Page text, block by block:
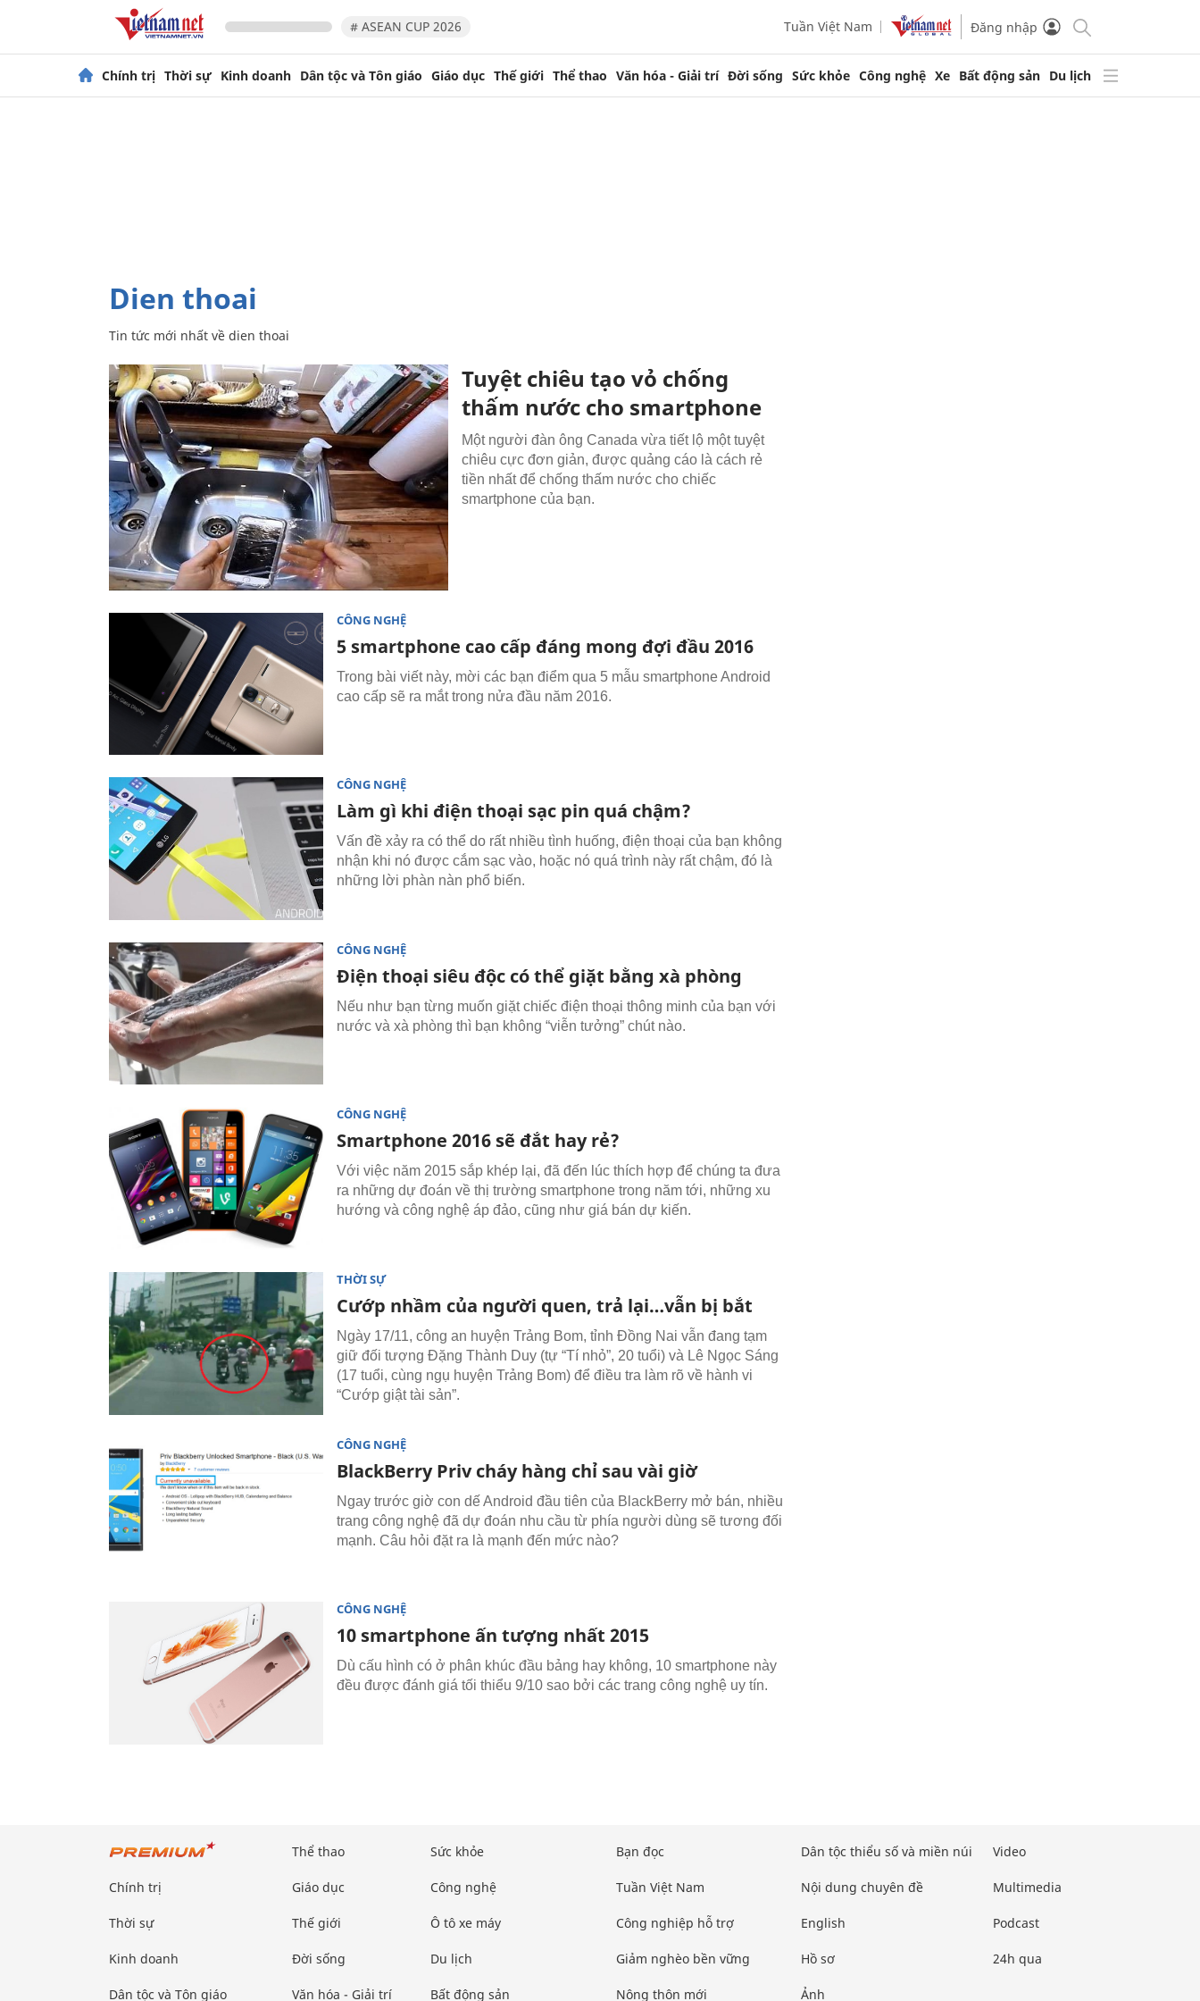
# ASEAN CUP 2026 Tuần Việt Nam Đăng nhập
Chính trị Thời sự Kinh doanh Dân tộc và Tôn giáo Giáo dục Thế giới Thể thao Văn hóa - Giải trí Đời sống Sức khỏe Công nghệ Xe Bất động sản Du lịch
dien thoai
Tin tức mới nhất về dien thoai
Tuyệt chiêu tạo vỏ chống
thấm nước cho smartphone
Một người đàn ông Canada vừa tiết lộ một tuyệt
chiêu cực đơn giản, được quảng cáo là cách rẻ
tiền nhất để chống thấm nước cho chiếc
smartphone của bạn.
CÔNG NGHỆ
5 smartphone cao cấp đáng mong đợi đầu 2016
Trong bài viết này, mời các bạn điểm qua 5 mẫu smartphone Android
cao cấp sẽ ra mắt trong nửa đầu năm 2016.
CÔNG NGHỆ
Làm gì khi điện thoại sạc pin quá chậm?
Vấn đề xảy ra có thể do rất nhiều tình huống, điện thoại của bạn không
nhận khi nó được cắm sạc vào, hoặc nó quá trình này rất chậm, đó là
những lời phàn nàn phổ biến.
CÔNG NGHỆ
Điện thoại siêu độc có thể giặt bằng xà phòng
Nếu như bạn từng muốn giặt chiếc điện thoại thông minh của bạn với
nước và xà phòng thì bạn không “viễn tưởng” chút nào.
CÔNG NGHỆ
Smartphone 2016 sẽ đắt hay rẻ?
Với việc năm 2015 sắp khép lại, đã đến lúc thích hợp để chúng ta đưa
ra những dự đoán về thị trường smartphone trong năm tới, những xu
hướng và công nghệ áp đảo, cũng như giá bán dự kiến.
THỜI SỰ
Cướp nhầm của người quen, trả lại…vẫn bị bắt
Ngày 17/11, công an huyện Trảng Bom, tỉnh Đồng Nai vẫn đang tạm
giữ đối tượng Đặng Thành Duy (tự “Tí nhỏ”, 20 tuổi) và Lê Ngọc Sáng
(17 tuổi, cùng ngụ huyện Trảng Bom) để điều tra làm rõ về hành vi
“Cướp giật tài sản”.
CÔNG NGHỆ
BlackBerry Priv cháy hàng chỉ sau vài giờ
Ngay trước giờ con dế Android đầu tiên của BlackBerry mở bán, nhiều
trang công nghệ đã dự đoán nhu cầu từ phía người dùng sẽ tương đối
mạnh. Câu hỏi đặt ra là mạnh đến mức nào?
CÔNG NGHỆ
10 smartphone ấn tượng nhất 2015
Dù cấu hình có ở phân khúc đầu bảng hay không, 10 smartphone này
đều được đánh giá tối thiểu 9/10 sao bởi các trang công nghệ uy tín.
Chính trị
Thời sự
Kinh doanh
Dân tộc và Tôn giáo
Thể thao
Giáo dục
Thế giới
Đời sống
Văn hóa - Giải trí
Sức khỏe
Công nghệ
Ô tô xe máy
Du lịch
Bất động sản
Bạn đọc
Tuần Việt Nam
Công nghiệp hỗ trợ
Giảm nghèo bền vững
Nông thôn mới
Dân tộc thiểu số và miền núi
Nội dung chuyên đề
English
Hồ sơ
Ảnh
Video
Multimedia
Podcast
24h qua